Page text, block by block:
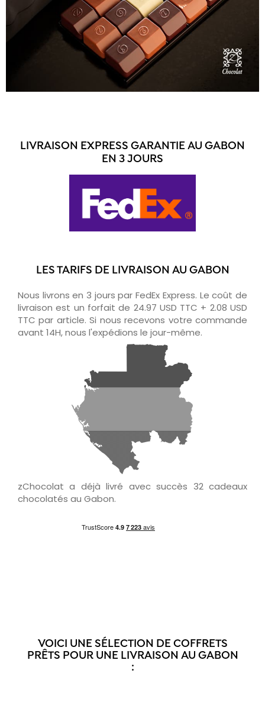
LIVRAISON EXPRESS GARANTIE AU GABON
EN 3 JOURS
LES TARIFS DE LIVRAISON AU GABON
Nous livrons en 3 jours par FedEx Express. Le coût de
livraison est un forfait de 24.97 USD TTC + 2.08 USD
TTC par article. Si nous recevons votre commande
avant 14H, nous l'expédions le jour-même.
zChocolat a déjà livré avec succès 32 cadeaux
chocolatés au Gabon.
VOICI UNE SÉLECTION DE COFFRETS
PRÊTS POUR UNE LIVRAISON AU GABON
: